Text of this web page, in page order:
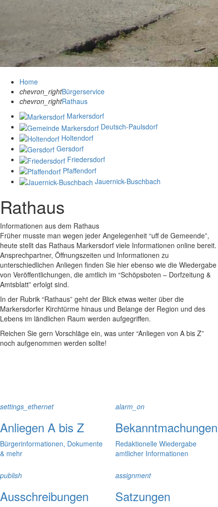
Home
chevron_rightBürgerservice
chevron_rightRathaus
Markersdorf
Deutsch-Paulsdorf
Holtendorf
Gersdorf
Friedersdorf
Pfaffendorf
Jauernick-Buschbach
Rathaus
Informationen aus dem Rathaus
Früher musste man wegen jeder Angelegenheit “uff de Gemeende”,
heute stellt das Rathaus Markersdorf viele Informationen online bereit.
Ansprechpartner, Öffnungszeiten und Informationen zu
unterschiedlichen Anliegen finden Sie hier ebenso wie die Wiedergabe
von Veröffentlichungen, die amtlich im “Schöpsboten – Dorfzeitung &
Amtsblatt” erfolgt sind.
In der Rubrik “Rathaus” geht der Blick etwas weiter über die
Markersdorfer Kirchtürme hinaus und Belange der Region und des
Lebens im ländlichen Raum werden aufgegriffen.
Reichen Sie gern Vorschläge ein, was unter “Anliegen von A bis Z”
noch aufgenommen werden sollte!
settings_ethernet
Anliegen A bis Z
Bürgerinformationen, Dokumente
& mehr
alarm_on
Bekanntmachungen
Redaktionelle Wiedergabe
amtlicher Informationen
publish
Ausschreibungen
assignment
Satzungen